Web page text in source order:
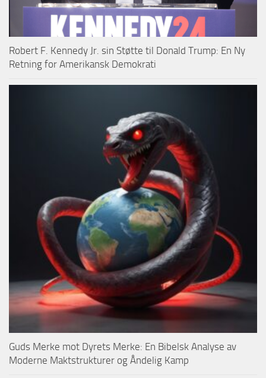
Robert F. Kennedy Jr. sin Støtte til Donald Trump: En Ny
Retning for Amerikansk Demokrati
Guds Merke mot Dyrets Merke: En Bibelsk Analyse av
Moderne Maktstrukturer og Åndelig Kamp